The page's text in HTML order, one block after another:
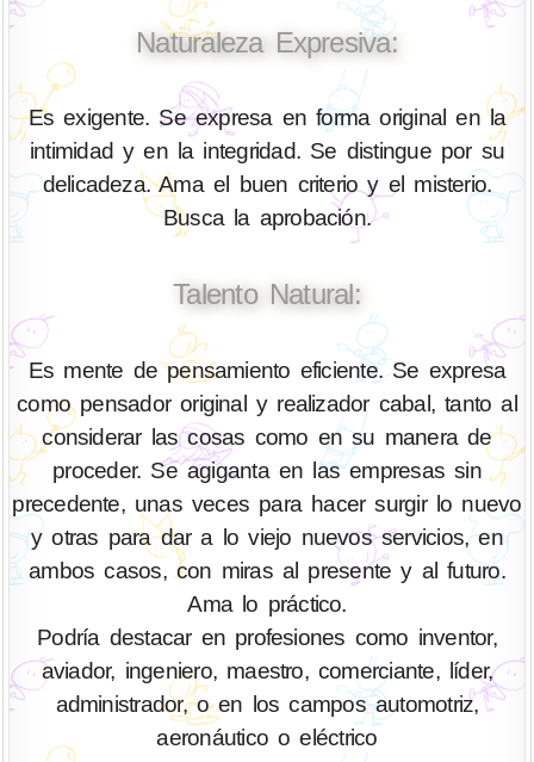
Naturaleza Expresiva:
Es exigente. Se expresa en forma original en la
intimidad y en la integridad. Se distingue por su
delicadeza. Ama el buen criterio y el misterio.
Busca la aprobación.
Talento Natural:
Es mente de pensamiento eficiente. Se expresa
como pensador original y realizador cabal, tanto al
considerar las cosas como en su manera de
proceder. Se agiganta en las empresas sin
precedente, unas veces para hacer surgir lo nuevo
y otras para dar a lo viejo nuevos servicios, en
ambos casos, con miras al presente y al futuro.
Ama lo práctico.
Podría destacar en profesiones como inventor,
aviador, ingeniero, maestro, comerciante, líder,
administrador, o en los campos automotriz,
aeronáutico o eléctrico